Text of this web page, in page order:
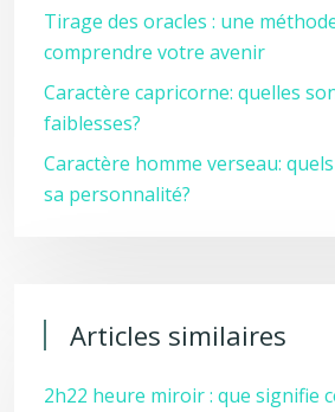
Tirage des oracles : une
comprendre votre avenir
Caractère capricorne: quelles
faiblesses?
Caractère homme verseau:
sa personnalité?
Articles similaires
2h22 heure miroir : que signifie